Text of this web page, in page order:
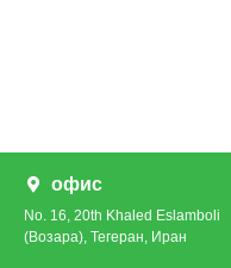
офис
No. 16, 20th Khaled Eslamboli
(Возара), Тегеран, Иран